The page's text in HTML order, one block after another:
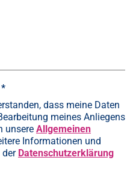
*
dass meine Daten
meines Anliegens
unsere Allgemeinen
Informationen und
der Datenschutzerklärung